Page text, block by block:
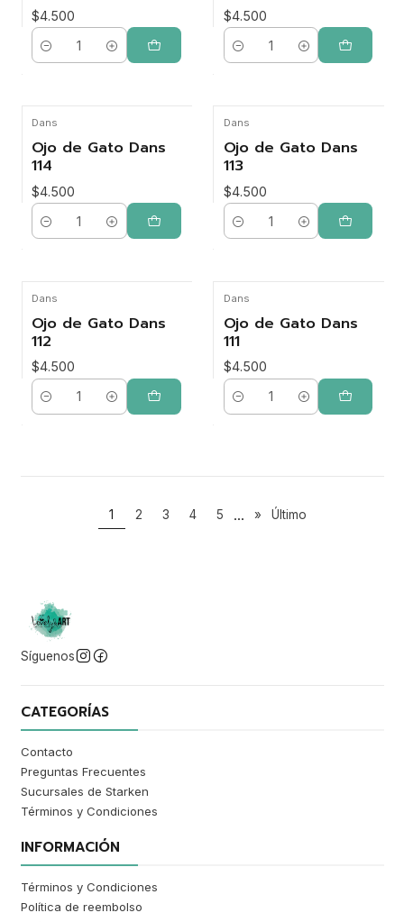
$4.500
Cantidad
$4.500
Cantidad
Dans
Ojo de Gato Dans
114
$4.500
Cantidad
Dans
Ojo de Gato Dans
113
$4.500
Cantidad
Dans
Ojo de Gato Dans
112
$4.500
Cantidad
Dans
Ojo de Gato Dans
111
$4.500
Cantidad
1 2 3 4 5 ... » Último
Síguenos
CATEGORÍAS
Contacto
Preguntas Frecuentes
Sucursales de Starken
Términos y Condiciones
INFORMACIÓN
Términos y Condiciones
Política de reembolso